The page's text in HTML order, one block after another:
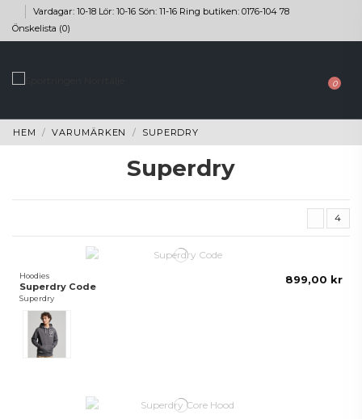
Vardagar: 10-18 Lör: 10-16 Sön: 11-16 Ring butiken: 0176-104 78
Önskelista (0)
0
HEM VARUMÄRKEN SUPERDRY
Superdry
4
Hoodies
Superdry Code
Superdry
Grå
899,00 kr